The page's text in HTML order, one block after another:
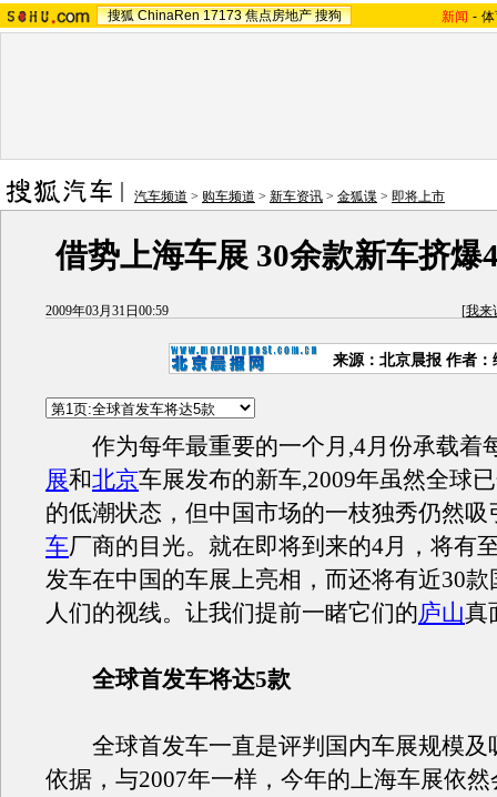
搜狐 ChinaRen 17173 焦点房地产 搜狗 新闻 -
汽车频道 > 购车频道 > 新车资讯 > 金狐谍 > 即将上市
借势上海车展 30余款新车挤爆
2009年03月31日00:59 [我来
来源：北京晨报 作者：
作为每年最重要的一个月,4月份承载着
展和北京车展发布的新车,2009年虽然全球
的低潮状态，但中国市场的一枝独秀仍然吸
车厂商的目光。就在即将到来的4月，将有
发车在中国的车展上亮相，而还将有近30
人们的视线。让我们提前一睹它们的庐山真
全球首发车将达5款
全球首发车一直是评判国内车展规模及
依据，与2007年一样，今年的上海车展依